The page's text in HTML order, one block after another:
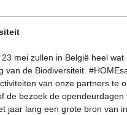
mei zullen in België heel
van de Biodiversiteit.
van onze partners te
de bezoek de
jaar lang een grote bron van